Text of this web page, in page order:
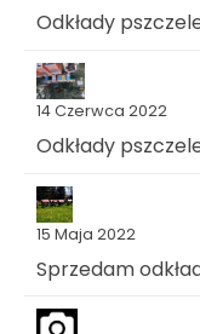
Odkłady
14 Czerwca 2022
Odkłady
15 Maja 2022
Sprzedam